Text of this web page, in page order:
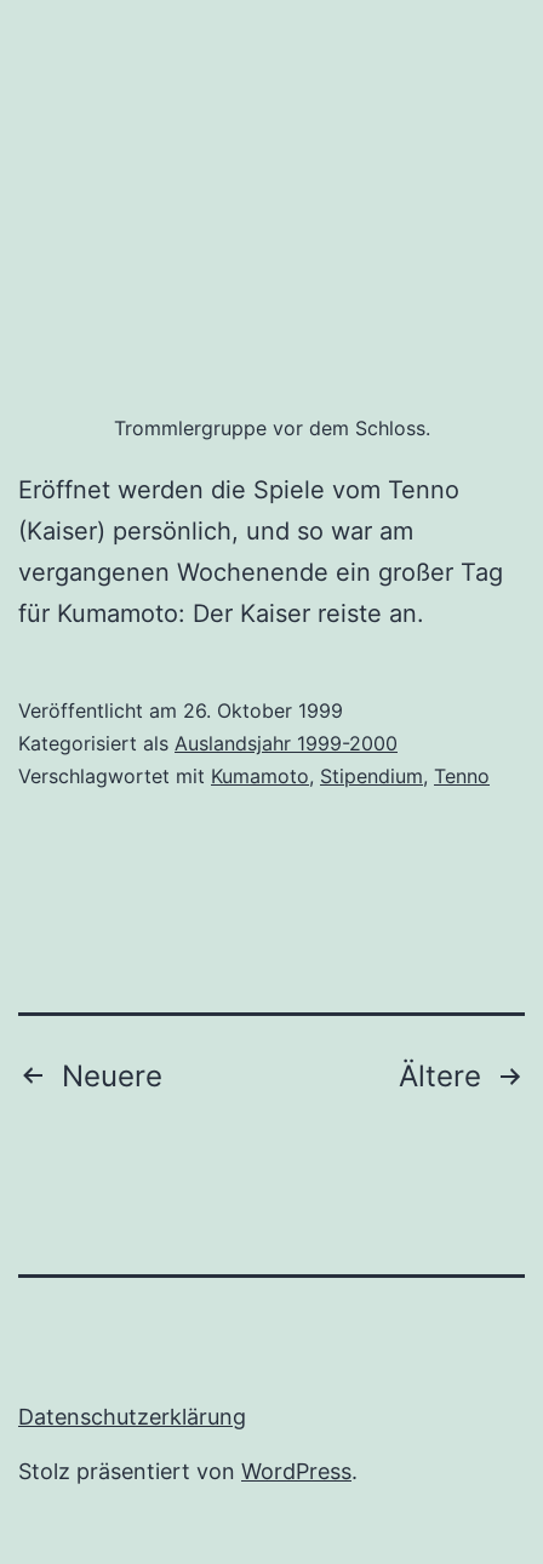
Trommlergruppe vor dem Schloss.
Eröffnet werden die Spiele vom Tenno
(Kaiser) persönlich, und so war am
vergangenen Wochenende ein großer Tag
für Kumamoto: Der Kaiser reiste an.
Veröffentlicht am 26. Oktober 1999
Kategorisiert als Auslandsjahr 1999-2000
Verschlagwortet mit Kumamoto, Stipendium, Tenno
Seitennummerierung
Neuere Ältere
Datenschutzerklärung
Stolz präsentiert von WordPress.